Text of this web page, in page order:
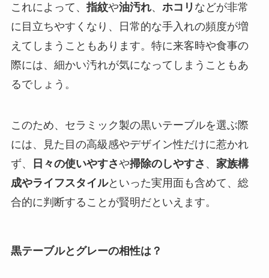
これによって、指紋や油汚れ、 ホコリ などが非常
に目立ちやすくなり、日常的な手入れの頻度が増
えてしまうこともあります。特に来客時や食事の
際には、細かい汚れが気になってしまうこともあ
るでしょう。
このため、セラミック製の黒いテーブルを選ぶ際
には、見た目の高級感やデザイン性だけに惹かれ
ず、
日々の使いやすさや掃除のしやすさ 、 家族構
成やライフスタイルといった実用面も含めて、総
合的に判断することが賢明だといえます。
黒テーブルとグレーの相性は？